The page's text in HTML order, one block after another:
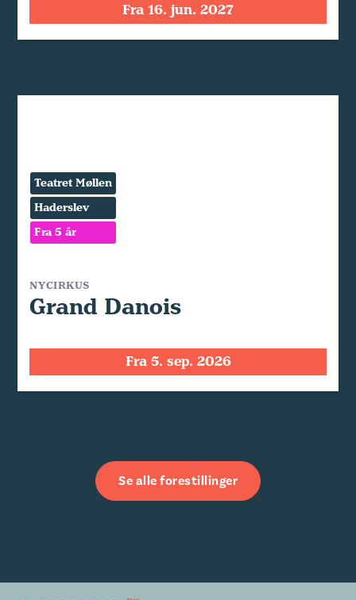
Fra 16. jun. 2027
Teatret Møllen
Haderslev
Fra 5 år
NYCIRKUS
Grand Danois
Fra 5. sep. 2026
Se alle forestillinger